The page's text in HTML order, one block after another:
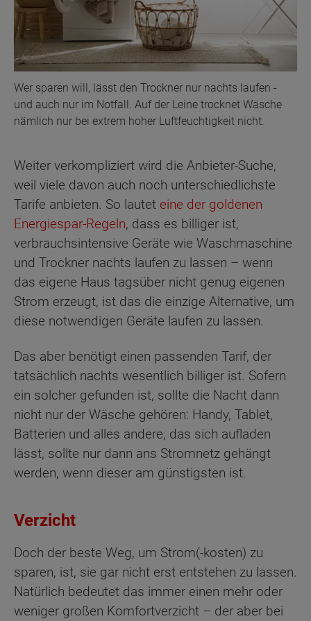
Wer sparen will, lässt den Trockner nur nachts laufen -
und auch nur im Notfall. Auf der Leine trocknet Wäsche
nämlich nur bei extrem hoher Luftfeuchtigkeit nicht.
Weiter verkompliziert wird die Anbieter-Suche,
weil viele davon auch noch unterschiedlichste
Tarife anbieten. So lautet eine der goldenen
Energiespar-Regeln, dass es billiger ist,
verbrauchsintensive Geräte wie Waschmaschine
und Trockner nachts laufen zu lassen – wenn
das eigene Haus tagsüber nicht genug eigenen
Strom erzeugt, ist das die einzige Alternative, um
diese notwendigen Geräte laufen zu lassen.
Das aber benötigt einen passenden Tarif, der
tatsächlich nachts wesentlich billiger ist. Sofern
ein solcher gefunden ist, sollte die Nacht dann
nicht nur der Wäsche gehören: Handy, Tablet,
Batterien und alles andere, das sich aufladen
lässt, sollte nur dann ans Stromnetz gehängt
werden, wenn dieser am günstigsten ist.
Verzicht
Doch der beste Weg, um Strom(-kosten) zu
sparen, ist, sie gar nicht erst entstehen zu lassen.
Natürlich bedeutet das immer einen mehr oder
weniger großen Komfortverzicht – der aber bei